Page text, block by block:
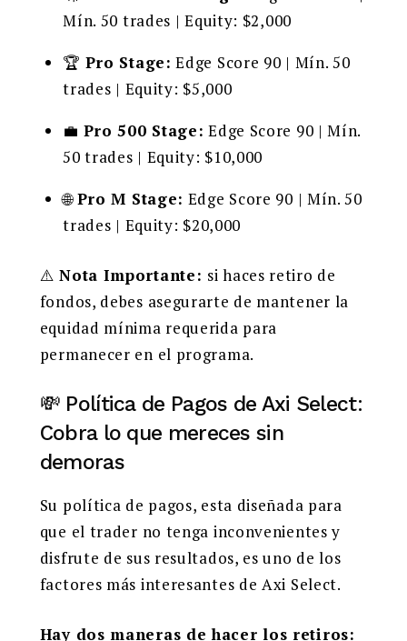
Mín. 50 trades | Equity: $2,000
🏆 Pro Stage: Edge Score 90 | Mín. 50
trades | Equity: $5,000
💼 Pro 500 Stage: Edge Score 90 | Mín.
50 trades | Equity: $10,000
🌐Pro M Stage: Edge Score 90 | Mín. 50
trades | Equity: $20,000
⚠️Nota Importante: si haces retiro de
fondos, debes asegurarte de mantener la
equidad mínima requerida para
permanecer en el programa.
💸 Política de Pagos de Axi Select:
Cobra lo que mereces sin
demoras
Su política de pagos, esta diseñada para
que el trader no tenga inconvenientes y
disfrute de sus resultados, es uno de los
factores más interesantes de Axi Select.
Hay dos maneras de hacer los retiros: